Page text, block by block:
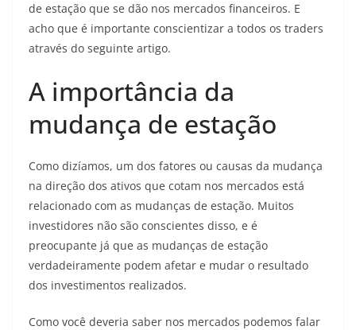
de estação que se dão nos mercados financeiros. E
acho que é importante conscientizar a todos os traders
através do seguinte artigo.
A importância da
mudança de estação
Como dizíamos, um dos fatores ou causas da mudança
na direção dos ativos que cotam nos mercados está
relacionado com as mudanças de estação. Muitos
investidores não são conscientes disso, e é
preocupante já que as mudanças de estação
verdadeiramente podem afetar e mudar o resultado
dos investimentos realizados.
Como você deveria saber nos mercados podemos falar